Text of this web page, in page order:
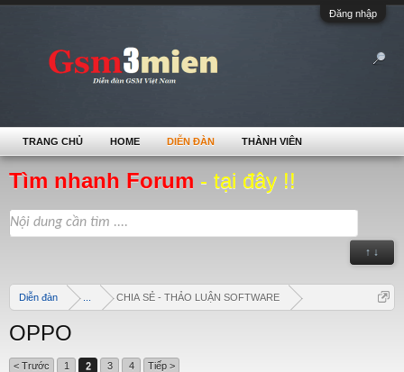
Đăng nhập
Tìm nhanh Forum - tại đây !!
↑ ↓
Diễn đàn CHIA SẺ - THẢO LUẬN SOFTWARE
OPPO
< Trước 1 2 3 4 Tiếp >
TRANG CHỦ HOME DIỄN ĐÀN THÀNH VIÊN